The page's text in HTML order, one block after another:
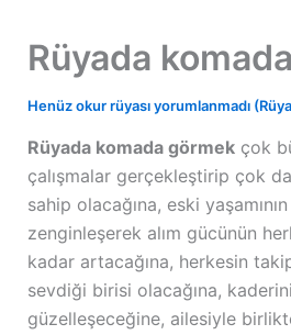
Rüyada
Henüz okur rüyası yorumlanmadı
Rüyada komada görmekçok
çalışmalar gerçekleştirip çok
sahip olacağına, eski
zenginleşerek alım gücünün
kadar artacağına, herkesin
sevdiği birisi olacağına,
güzelleşeceğine, ailesiyle